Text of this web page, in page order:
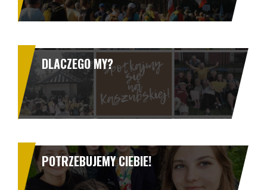
DLACZEGO MY?
POTRZEBUJEMY CIEBIE!